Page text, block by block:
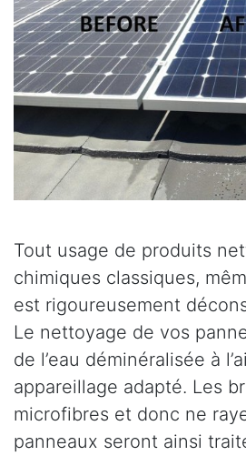
Tout usage de produits
chimiques classiques,
est rigoureusement
Le nettoyage de vos
de l’eau déminéralisée à
appareillage adapté. Les
microfibres et donc ne
panneaux seront ainsi